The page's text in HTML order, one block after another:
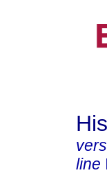
line